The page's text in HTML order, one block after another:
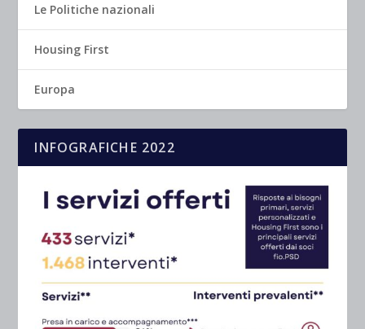
Le Politiche nazionali
Housing First
Europa
INFOGRAFICHE 2022